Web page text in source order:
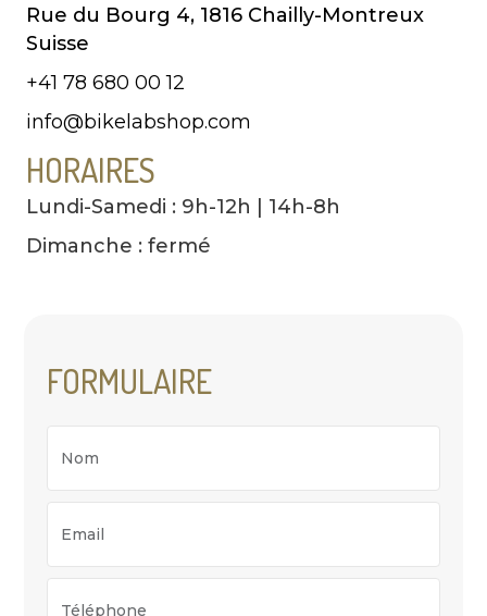
Rue du Bourg 4, 1816 Chailly-Montreux
Suisse
+41 78 680 00 12
info@bikelabshop.com
HORAIRES
Lundi-Samedi : 9h-12h | 14h-8h
Dimanche : fermé
FORMULAIRE